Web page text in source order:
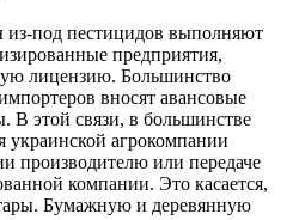
под пестицидов выполняют
предприятия,
лицензию. Большинство
вносят авансовые
В этой связи, в большинстве
украинской агрокомпании
производителю или передаче
компании. Это касается,
Бумажную и деревянную